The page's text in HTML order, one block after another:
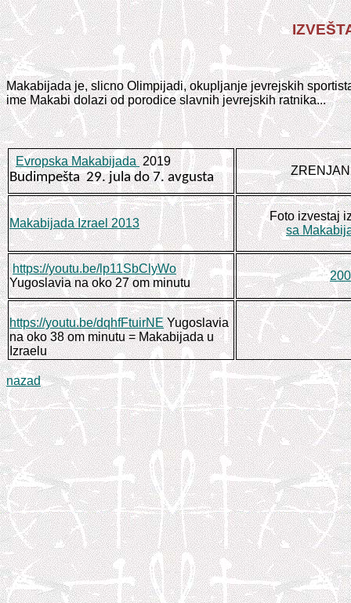
IZVEŠ
Makabijada je, slicno Olimpijadi, okupljanje jevrejskih
ime Makabi dolazi od porodice slavnih jevrejskih ratnika...
Evropska Makabijada2019
Budimpešta 29. jula do 7. avgusta
Makabijada Izrael 2013
Foto izvestaj
sa
https://youtu.be/lp11SbClyWo
Yugoslavia na oko 27 om minutu
https://youtu.be/dqhfFtuirNEYugoslavia
na oko 38 om minutu = Makabijada u
Izraelu
nazad